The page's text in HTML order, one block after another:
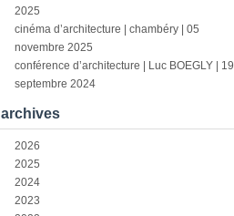
2025
cinéma d’architecture | chambéry | 05
novembre 2025
conférence d’architecture | Luc BOEGLY | 19
septembre 2024
archives
2026
2025
2024
2023